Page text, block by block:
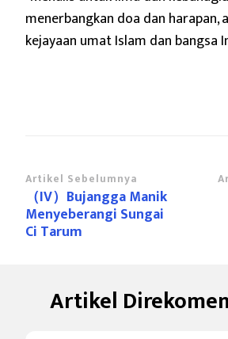
menerbangkan doa dan harapan,
kejayaan umat Islam dan bangsa
Navigasi
Artikel
Artikel Sebelumnya
（IV）Bujangga Manik
Menyeberangi Sungai
Ci Tarum
Artikel